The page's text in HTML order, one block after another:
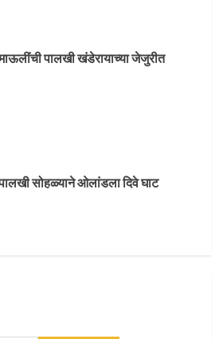
पालखी खंडेरायाच्या जेजुरीत
सोहळ्याने ओलांडला दिवे घाट